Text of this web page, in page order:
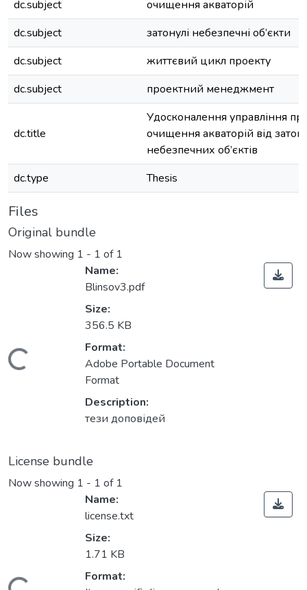
dc.subject
очищення акваторій
dc.subject
затонулі небезпечні об’єкти
dc.subject
життєвий цикл проекту
dc.subject
проектний менеджмент
dc.title
Удосконалення управління
очищення акваторій від
небезпечних об’єктів
dc.type
Thesis
Files
Original bundle
Now showing 1 - 1 of 1
Loading...
Name:
Blinsov3.pdf
Size:
356.5 KB
Format:
Adobe Portable Document
Format
Description:
тези доповідей
License bundle
Now showing 1 - 1 of 1
Name:
license.txt
Size:
1.71 KB
Format: